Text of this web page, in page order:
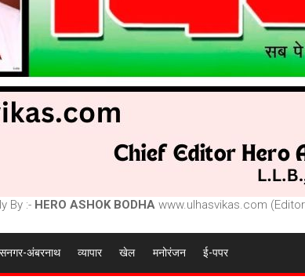
By :- HERO ASHOK BODHA www.ulhasvikas.com
अंबरनाथ व्यापार खेल मनोरंजन ई-पपर